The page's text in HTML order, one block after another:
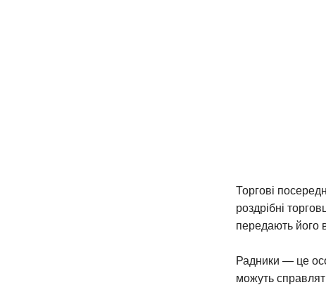
Торгові
роздрібні
передають його
Радники — це
можуть